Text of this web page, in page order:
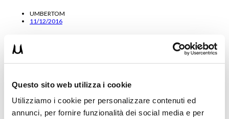
Questo sito web utilizza i cookie
Utilizziamo i cookie per personalizzare contenuti ed
annunci, per fornire funzionalità dei social media e per
UMBERTOM
11/12/2016
BRACCIA: 3 METODI D’ALLENAMENTO PER FAR
MASSA
Oggi vi presento 3 metodi molto validi per fare massa per le
Braccia. Direi tra i metodi più utilizzati da…
Leggi tutto